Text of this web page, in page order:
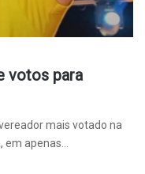
votos para
mais votado na
apenas…